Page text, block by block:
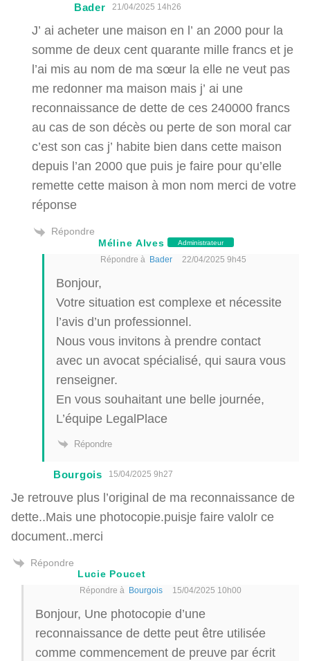
Bader 21/04/2025 14h26
J’ ai acheter une maison en l’ an 2000 pour la
somme de deux cent quarante mille francs et je
l’ai mis au nom de ma sœur la elle ne veut pas
me redonner ma maison mais j’ ai une
reconnaissance de dette de ces 240000 francs
au cas de son décès ou perte de son moral car
c’est son cas j’ habite bien dans cette maison
depuis l’an 2000 que puis je faire pour qu’elle
remette cette maison à mon nom merci de votre
réponse
Répondre
Méline Alves
Administrateur
Répondre à Bader 22/04/2025 9h45
Bonjour,
Votre situation est complexe et nécessite
l’avis d’un professionnel.
Nous vous invitons à prendre contact
avec un avocat spécialisé, qui saura vous
renseigner.
En vous souhaitant une belle journée,
L’équipe LegalPlace
Répondre
Bourgois 15/04/2025 9h27
Je retrouve plus l’original de ma reconnaissance de
dette..Mais une photocopie.puisje faire valolr ce
document..merci
Répondre
Lucie Poucet
Répondre à Bourgois 15/04/2025 10h00
Bonjour, Une photocopie d’une
reconnaissance de dette peut être utilisée
comme commencement de preuve par écrit